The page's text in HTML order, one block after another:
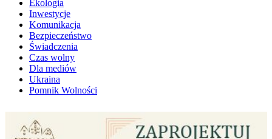
Ekologia
Inwestycje
Komunikacja
Bezpieczeństwo
Świadczenia
Czas wolny
Dla mediów
Ukraina
Pomnik Wolności